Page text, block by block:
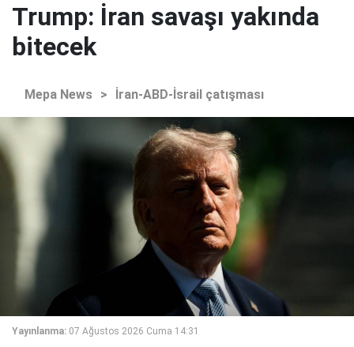
Trump: İran savaşı yakında
bitecek
Mepa News > İran-ABD-İsrail çatışması
Yayınlanma: 07 Ağustos 2026 Cuma 14:31